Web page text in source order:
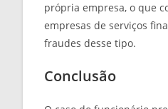
própria empresa, o que
empresas de serviços
fraudes desse tipo.
Conclusão